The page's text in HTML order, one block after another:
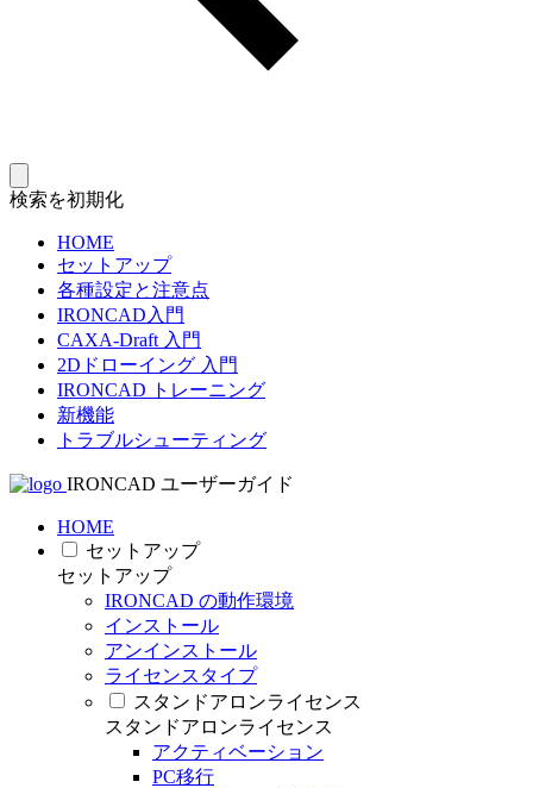
検索を初期化
HOME
セットアップ
各種設定と注意点
IRONCAD入門
CAXA-Draft 入門
2Dドローイング 入門
IRONCAD トレーニング
新機能
トラブルシューティング
IRONCAD ユーザーガイド
HOME
セットアップ
セットアップ
IRONCAD の動作環境
インストール
アンインストール
ライセンスタイプ
スタンドアロンライセンス
スタンドアロンライセンス
アクティベーション
PC移行